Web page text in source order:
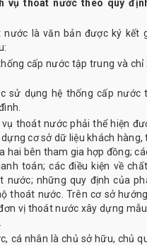
vụ thoát nước theo quy
nước là văn bản được ký kết
cấp nước tập trung và
sử dụng hệ thống cấp
vụ thoát nước phải thể hiện
cơ sở dữ liệu khách
hai bên tham gia hợp đồng;
toán; các điều kiện về
nước; những quy định của
thoát nước. Trên cơ sở
vị thoát nước xây dựng
cá nhân là chủ sở hữu, chủ